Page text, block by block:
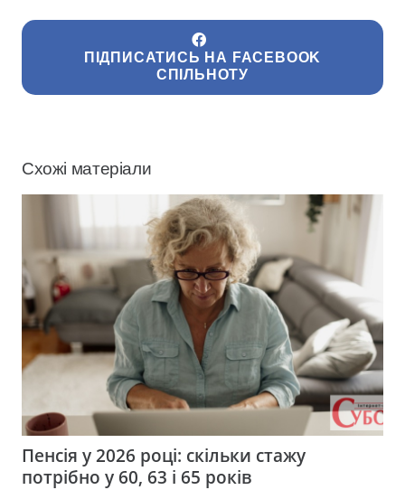
ПІДПИСАТИСЬ НА FACEBOOK
СПІЛЬНОТУ
Схожі матеріали
Пенсія у 2026 році: скільки стажу
потрібно у 60, 63 і 65 років